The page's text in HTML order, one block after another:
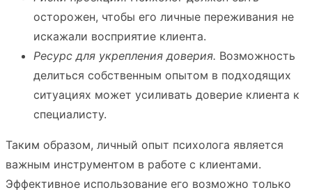
осторожен, чтобы его личные переживания не
искажали восприятие клиента.
Ресурс для укрепления доверия. Возможность
делиться собственным опытом в подходящих
ситуациях может усиливать доверие клиента к
специалисту.
Таким образом, личный опыт психолога является
важным инструментом в работе с клиентами.
Эффективное использование его возможно только